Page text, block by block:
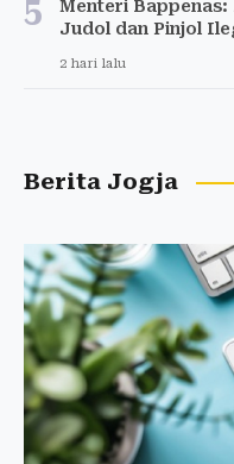
5
Menteri Bappenas:
Judol dan Pinjol
2 hari lalu
Berita Jogja